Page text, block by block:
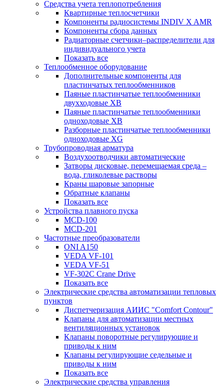
Средства учета теплопотребления
Квартирные теплосчетчики
Компоненты радиосистемы INDIV X AMR
Компоненты сбора данных
Радиаторные счетчики–распределители для
индивидуального учета
Показать все
Теплообменное оборудование
Дополнительные компоненты для
пластинчатых теплообменников
Паяные пластинчатые теплообменники
двухходовые XB
Паяные пластинчатые теплообменники
одноходовые ХВ
Разборные пластинчатые теплообменники
одноходовые ХG
Трубопроводная арматура
Воздухоотводчики автоматические
Затворы дисковые, перемещаемая среда –
вода, гликолевые растворы
Краны шаровые запорные
Обратные клапаны
Показать все
Устройства плавного пуска
MCD-100
MCD-201
Частотные преобразователи
ONI A150
VEDA VF-101
VEDA VF-51
VF-302C Crane Drive
Показать все
Электрические средства автоматизации тепловых
пунктов
Диспетчеризация АИИС "Comfort Contour"
Клапаны для автоматизации местных
вентиляционных установок
Клапаны поворотные регулирующие и
приводы к ним
Клапаны регулирующие седельные и
приводы к ним
Показать все
Электрические средства управления